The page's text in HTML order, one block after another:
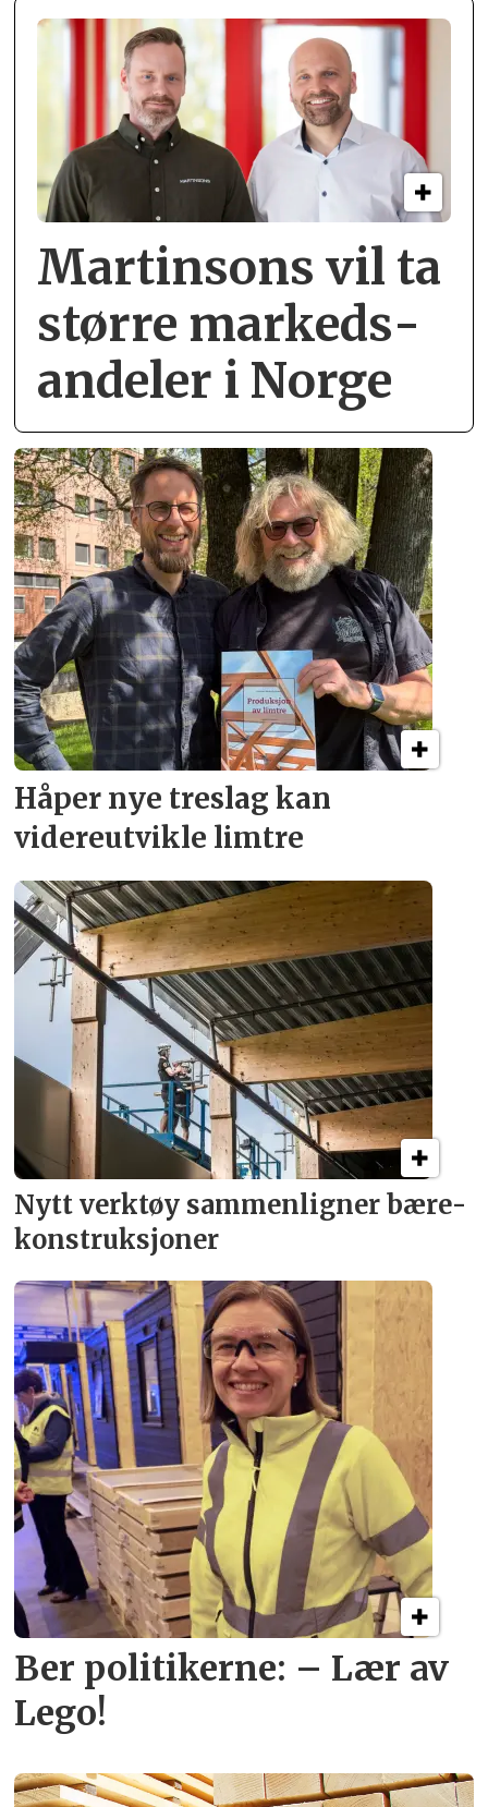
Martinsons vil ta
større markeds­
andeler i Norge
Håper nye treslag kan
videreutvikle limtre
Nytt verktøy sammenligner bære­
konstruksjoner
Ber politikerne: – Lær av
Lego!